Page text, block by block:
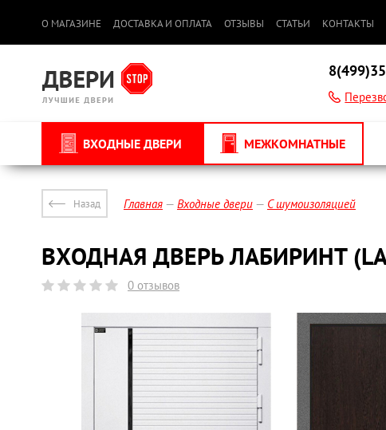
О МАГАЗИНЕ ДОСТАВКА И ОПЛАТА ОТЗЫВЫ СТАТЬИ КОНТАКТЫ
ВХОДНЫЕ ДВЕРИ МЕЖКОМНАТНЫЕ
Назад Главная Входные двери С шумоизоляцией
ВХОДНАЯ ДВЕРЬ ЛАБИРИНТ
0 отзывов